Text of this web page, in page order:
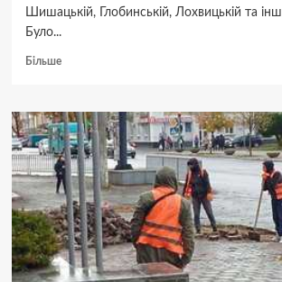
Шишацькій, Глобинській, Лохвицькій та
Було...
БільшеДокладніше
залишив
без
світла
понад
200
населених
пунктів
Полтавщини